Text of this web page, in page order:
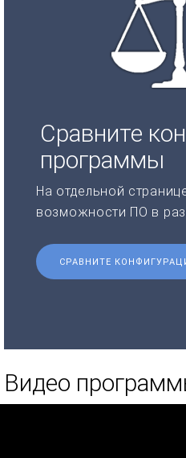
Сравните
программы
На отдельной
возможности ПО в
СРАВНИТЕ
Видео